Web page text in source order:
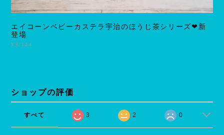
エイコーンベビーカステラ宇治のほうじ茶シリーズ❤新
登場
¥3,124
ショップの評価
すべて 3 2 0